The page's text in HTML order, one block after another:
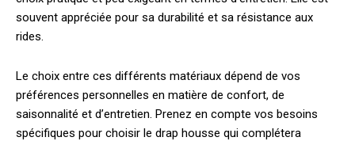
souvent appréciée pour sa durabilité et sa résistance aux
rides.
Le choix entre ces différents matériaux dépend de vos
préférences personnelles en matière de confort, de
saisonnalité et d’entretien. Prenez en compte vos besoins
spécifiques pour choisir le drap housse qui complétera